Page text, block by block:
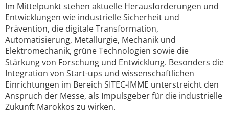
Im Mittelpunkt stehen aktuelle Herausforderungen und
Entwicklungen wie industrielle Sicherheit und
Prävention, die digitale Transformation,
Automatisierung, Metallurgie, Mechanik und
Elektromechanik, grüne Technologien sowie die
Stärkung von Forschung und Entwicklung. Besonders die
Integration von Start-ups und wissenschaftlichen
Einrichtungen im Bereich SITEC-IMME unterstreicht den
Anspruch der Messe, als Impulsgeber für die industrielle
Zukunft Marokkos zu wirken.